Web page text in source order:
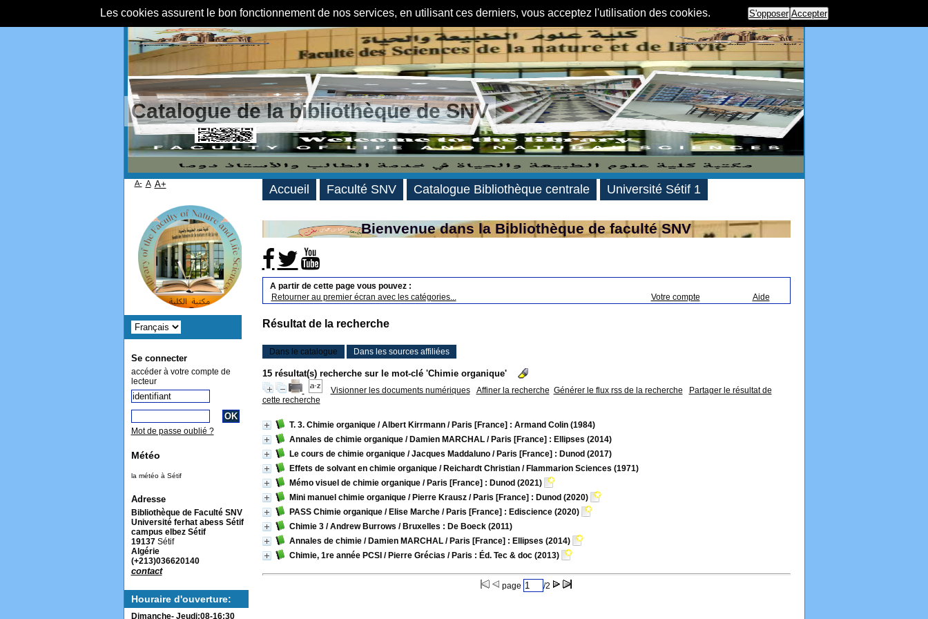
Les cookies assurent le bon fonctionnement de nos services, en utilisant ces derniers, vous acceptez l'utilisation des cookies. S'opposer Accepter
Catalogue de la bibliothèque de SNV
Bienvenue dans la Bibliothèque de faculté SNV
A partir de cette page vous pouvez :
Retourner au premier écran avec les catégories...
Votre compte Aide
Résultat de la recherche
Dans le catalogue Dans les sources affiliées
15 résultat(s) recherche sur le mot-clé 'Chimie organique'
Visionner les documents numériques Affiner la recherche Générer le flux rss de la recherche
Partager le résultat de
cette recherche
T. 3. Chimie organique/ Albert Kirrmann/ Paris [France] : Armand Colin (1984)
Annales de chimie organique/ Damien MARCHAL/ Paris [France] : Ellipses (2014)
Le cours de chimie organique/ Jacques Maddaluno/ Paris [France] : Dunod (2017)
Effets de solvant en chimie organique/ Reichardt Christian/ Flammarion Sciences (1971)
Mémo visuel de chimie organique/ Paris [France] : Dunod (2021)
Mini manuel chimie organique/ Pierre Krausz/ Paris [France] : Dunod (2020)
PASS Chimie organique/ Elise Marche/ Paris [France] : Ediscience (2020)
Chimie 3/ Andrew Burrows / Bruxelles : De Boeck (2011)
Annales de chimie/ Damien MARCHAL/ Paris [France] : Ellipses (2014)
Chimie, 1re année PCSI / Pierre Grécias / Paris : Éd. Tec & doc (2013)
page /2
Accueil Faculté SNV Catalogue Bibliothèque centrale Université Sétif 1
A- A A+
Se connecter
accéder à votre compte de
lecteur
Mot de passe oublié ?
Météo
la météo à Sétif
Adresse
Bibliothèque de Faculté SNV
Université ferhat abess Sétif
campus elbez Sétif
19137Sétif
Algérie
(+213)036620140
contact
Houraire d'ouverture:
Dimanche- Jeudi:08-16:30